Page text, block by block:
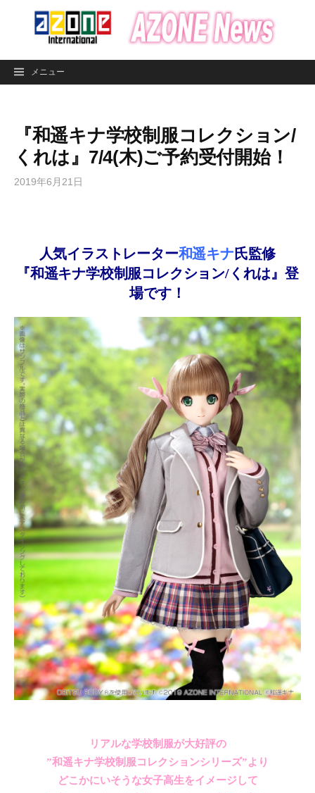
ン
メニュー
『和遥キナ学校制服コレクション/
くれは』7/4(木)ご予約受付開始！
2019年6月21日
人気イラストレーター和遥キナ 氏監修
『和遥キナ学校制服コレクション/くれは』登
場です！
リアルな学校制服が大好評の
”和遥キナ学校制服コレクションシリーズ”より
どこかにいそうな女子高生をイメージして